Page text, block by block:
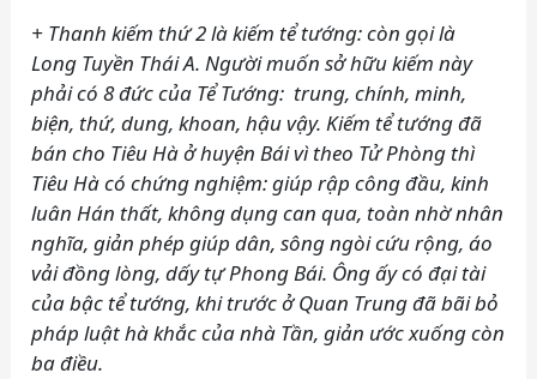
+ Thanh kiếm thứ 2 là kiếm tể tướng: còn gọi là
Long Tuyền Thái A. Người muốn sở hữu kiếm này
phải có 8 đức của Tể Tướng: trung, chính, minh,
biện, thứ, dung, khoan, hậu vậy. Kiếm tể tướng đã
bán cho Tiêu Hà ở huyện Bái vì theo Tử Phòng thì
Tiêu Hà có chứng nghiệm: giúp rập công đầu, kinh
luân Hán thất, không dụng can qua, toàn nhờ nhân
nghĩa, giản phép giúp dân, sông ngòi cứu rộng, áo
vải đồng lòng, dấy tự Phong Bái. Ông ấy có đại tài
của bậc tể tướng, khi trước ở Quan Trung đã bãi bỏ
pháp luật hà khắc của nhà Tần, giản ước xuống còn
ba điều.